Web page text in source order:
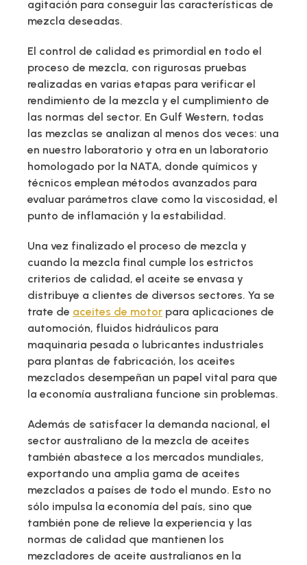
agitación para conseguir las características de
mezcla deseadas.
El control de calidad es primordial en todo el
proceso de mezcla, con rigurosas pruebas
realizadas en varias etapas para verificar el
rendimiento de la mezcla y el cumplimiento de
las normas del sector. En Gulf Western, todas
las mezclas se analizan al menos dos veces: una
en nuestro laboratorio y otra en un laboratorio
homologado por la NATA, donde químicos y
técnicos emplean métodos avanzados para
evaluar parámetros clave como la viscosidad, el
punto de inflamación y la estabilidad.
Una vez finalizado el proceso de mezcla y
cuando la mezcla final cumple los estrictos
criterios de calidad, el aceite se envasa y
distribuye a clientes de diversos sectores. Ya se
trate de aceites de motor para aplicaciones de
automoción, fluidos hidráulicos para
maquinaria pesada o lubricantes industriales
para plantas de fabricación, los aceites
mezclados desempeñan un papel vital para que
la economía australiana funcione sin problemas.
Además de satisfacer la demanda nacional, el
sector australiano de la mezcla de aceites
también abastece a los mercados mundiales,
exportando una amplia gama de aceites
mezclados a países de todo el mundo. Esto no
sólo impulsa la economía del país, sino que
también pone de relieve la experiencia y las
normas de calidad que mantienen los
mezcladores de aceite australianos en la